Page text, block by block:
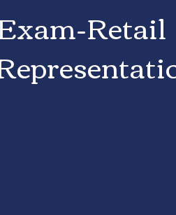
Retail